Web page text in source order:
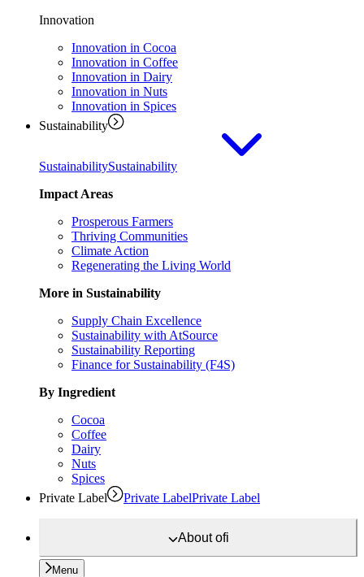
Innovation
Innovation in Cocoa
Innovation in Coffee
Innovation in Dairy
Innovation in Nuts
Innovation in Spices
Sustainability
SustainabilitySustainability
Impact Areas
Prosperous Farmers
Thriving Communities
Climate Action
Regenerating the Living World
More in Sustainability
Supply Chain Excellence
Sustainability with AtSource
Sustainability Reporting
Finance for Sustainability (F4S)
By Ingredient
Cocoa
Coffee
Dairy
Nuts
Spices
Private Label
Private LabelPrivate Label
Aboutofi
Menu